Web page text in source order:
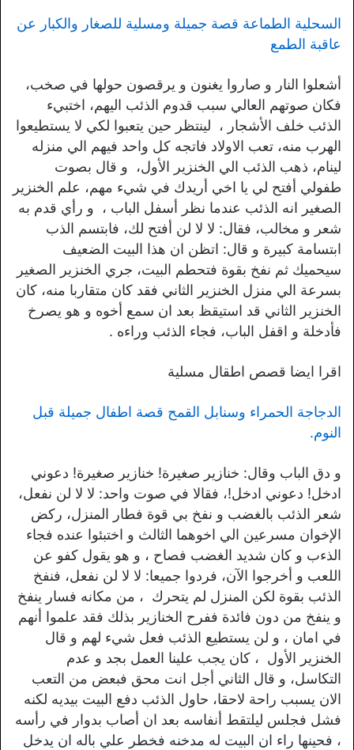
السحلية الطماعة قصة جميلة ومسلية للصغار والكبار عن
عاقبة الطمع
أشعلوا النار و صاروا يغنون و يرقصون حولها في صخب،
فكان صوتهم العالي سبب قدوم الذئب اليهم، اختبيء
الذئب خلف الأشجار ، لينتظر حين يتعبوا لكي لا يستطيعوا
الهرب منه، تعب الاولاد فاتجه كل واحد فيهم الي منزله
لينام، ذهب الذئب الي الخنزير الأول، و قال بصوت
طفولي أفتح لي يا اخي أريدك في شيء مهم، علم الخنزير
الصغير انه الذئب عندما نظر أسفل الباب ، و رأي قدم به
شعر و مخالب، فقال: لا لا لن أفتح لك، فابتسم الذب
ابتسامة كبيرة و قال: اتظن ان هذا البيت الضعيف
سيحميك ثم نفخ بقوة فتحطم البيت، جري الخنزير الصغير
بسرعة الي منزل الخنزير الثاني فقد كان متقاربا منه، كان
الخنزير الثاني قد استيقظ بعد ان سمع أخوه و هو يصرخ
فأدخلة و اقفل الباب، فجاء الذئب وراءه .
اقرا ايضا قصص اطقال مسلية
الدجاجة الحمراء وسنابل القمح قصة اطفال جميلة قبل
النوم.
و دق الباب وقال: خنازير صغيرة! خنازير صغيرة! دعوني
ادخل! دعوني ادخل!، فقالا في صوت واحد: لا لا لن نفعل،
شعر الذئب بالغضب و نفخ بي قوة فطار المنزل، ركض
الإخوان مسرعين الي اخوهما الثالث و اختبئوا عنده فجاء
الذءب و كان شديد الغضب فصاح ، و هو يقول كفو عن
اللعب و أخرجوا الآن، فردوا جميعا: لا لا لن نفعل، فنفخ
الذئب بقوة لكن المنزل لم يتحرك ، من مكانه فسار ينفخ
و ينفخ من دون فائدة ففرح الخنازير بذلك فقد علموا أنهم
في امان ، و لن يستطيع الذئب فعل شيء لهم و قال
الخنزير الأول ، كان يجب علينا العمل بجد و عدم
التكاسل، و قال الثاني أجل انت محق فبعض من التعب
الان يسبب راحة لاحقا، حاول الذئب دفع البيت بيديه لكنه
فشل فجلس ليلتقط أنفاسه بعد ان أصاب بدوار في رأسه
، فحينها راء ان البيت له مدخنه فخطر علي باله ان يدخل